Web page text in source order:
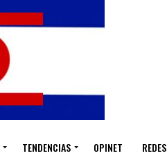
TENDENCIAS OPINET REDES